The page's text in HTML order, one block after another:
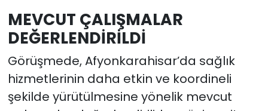
MEVCUT ÇALIŞMALAR
DEĞERLENDİRİLDİ
Görüşmede, Afyonkarahisar’da sağlık
hizmetlerinin daha etkin ve koordineli
şekilde yürütülmesine yönelik mevcut